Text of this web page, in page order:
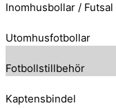
Inomhusbollar / Futsal
Utomhusfotbollar
Fotbollstillbehör
Kaptensbindel